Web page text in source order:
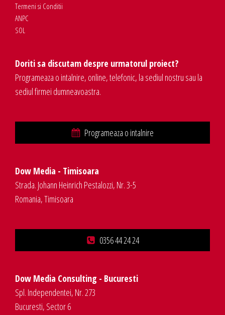
Termeni si Conditii
ANPC
SOL
Doriti sa discutam despre urmatorul proiect?
Programeaza o intalnire, online, telefonic, la sediul nostru sau la
sediul firmei dumneavoastra.
Programeaza o intalnire
Dow Media - Timisoara
Strada. Johann Heinrich Pestalozzi, Nr. 3-5
Romania, Timisoara
0356 44 24 24
Dow Media Consulting - Bucuresti
Spl. Independentei, Nr. 273
Bucuresti, Sector 6